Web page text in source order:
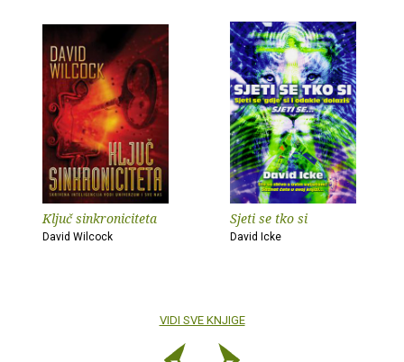
Ključ sinkroniciteta
David Wilcock
Sjeti se tko si
David Icke
VIDI SVE KNJIGE